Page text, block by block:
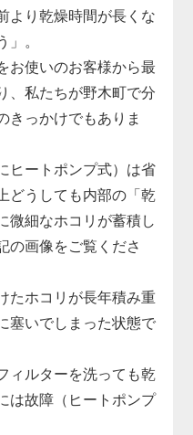
より乾燥時間が長くな
」。
お使いのお客様から最
、私たちが野木町で分
きっかけでもありま
ヒートポンプ式）は省
どうしても内部の「乾
微細なホコリが蓄積し
の画像をご覧くださ
たホコリが長年積み重
塞いでしまった状態で
ィルターを洗っても乾
は故障（ヒートポンプ